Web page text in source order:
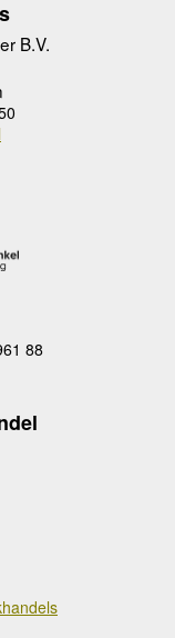
B.V.
88